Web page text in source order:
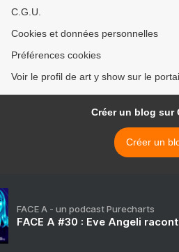
C.G.U.
Cookies et données personnelles
Préférences cookies
Voir le profil de art y show sur le
Créer un blog sur
Créer un
FACE A - un podcast Purecharts
FACE A #30 : Eve Angeli